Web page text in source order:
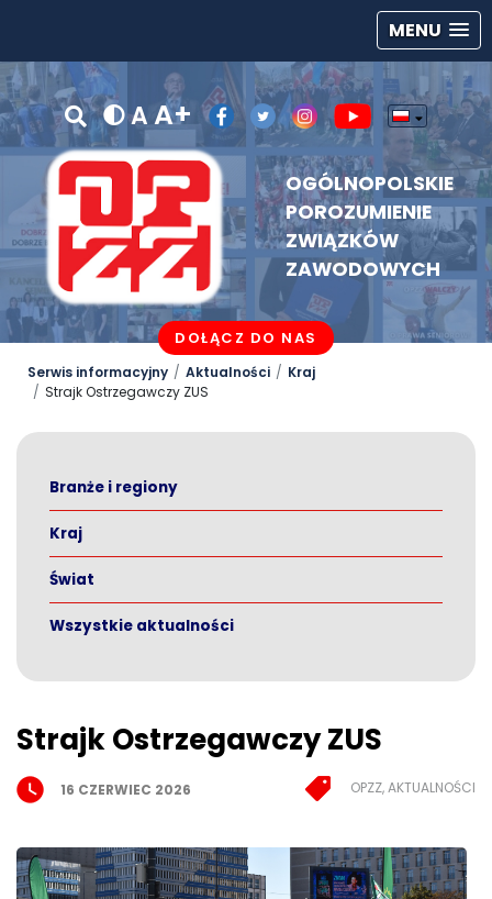
MENU
A A+
OGÓLNOPOLSKIE
POROZUMIENIE
ZWIĄZKÓW
ZAWODOWYCH
DOŁĄCZ DO NAS
Serwis informacyjny Aktualności
Kraj
Strajk Ostrzegawczy ZUS
Branże i regiony
Kraj
Świat
Wszystkie aktualności
Strajk Ostrzegawczy ZUS
16 CZERWIEC 2026 OPZZ, AKTUALNOŚCI